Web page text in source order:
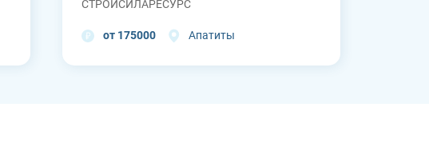
СТРОЙСИЛАРЕСУРС
от 175000 Апатиты